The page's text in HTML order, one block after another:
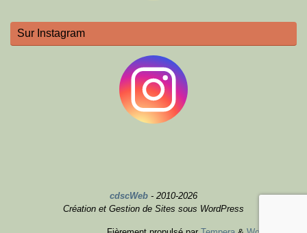
Sur Instagram
cdscWeb - 2010-2026
Création et Gestion de Sites sous WordPress